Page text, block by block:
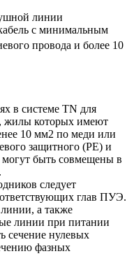
линии
с минимальным
провода и более 10
в системе TN для
жилы которых имеют
10 мм2 по меди или
защитного (РЕ) и
могут быть совмещены в
следует
глав ПУЭ.
а также
линии при питании
сечение нулевых
фазных